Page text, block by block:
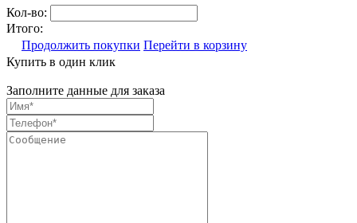
Кол-во:
Итого:
Продолжить покупки Перейти в корзину
Купить в один клик
Заполните данные для заказа